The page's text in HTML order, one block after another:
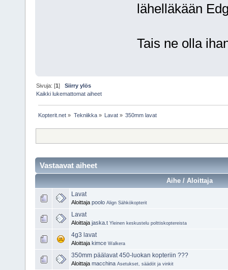
lähelläkään
Tais ne olla
Sivuja: [1]Siirry ylös
Kaikki lukemattomat aiheet
Kopterit.net » Tekniikka» Lavat» 350mm lavat
Vastaavat aiheet
Aihe / Aloittaja
Lavat
Aloittaja poolo Align Sähkökopterit
Lavat
Aloittaja jaska.t Yleinen keskustelu polttiskoptereista
4g3 lavat
Aloittaja kimce Walkera
350mm päälavat 450-luokan kopteriin ???
Aloittaja macchina Asetukset, säädöt ja vinkit